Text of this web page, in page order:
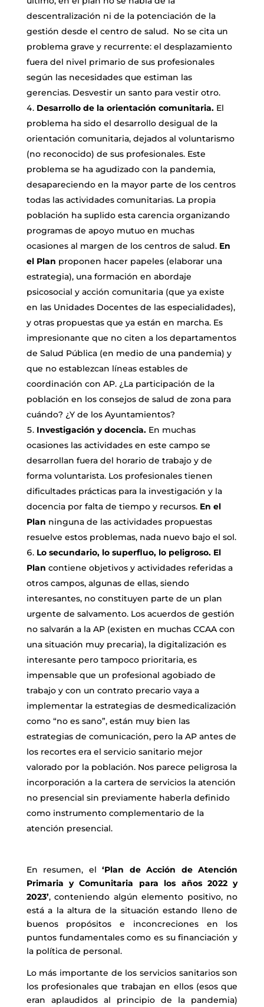
descentralización ni de la potenciación de la
gestión desde el centro de salud. No se cita un
problema grave y recurrente: el desplazamiento
fuera del nivel primario de sus profesionales
según las necesidades que estiman las
gerencias. Desvestir un santo para vestir otro.
Desarrollo de la orientación comunitaria. El
problema ha sido el desarrollo desigual de la
orientación comunitaria, dejados al voluntarismo
(no reconocido) de sus profesionales. Este
problema se ha agudizado con la pandemia,
desapareciendo en la mayor parte de los centros
todas las actividades comunitarias. La propia
población ha suplido esta carencia organizando
programas de apoyo mutuo en muchas
ocasiones al margen de los centros de salud. En
el Plan proponen hacer papeles (elaborar una
estrategia), una formación en abordaje
psicosocial y acción comunitaria (que ya existe
en las Unidades Docentes de las especialidades),
y otras propuestas que ya están en marcha. Es
impresionante que no citen a los departamentos
de Salud Pública (en medio de una pandemia) y
que no establezcan líneas estables de
coordinación con AP. ¿La participación de la
población en los consejos de salud de zona para
cuándo? ¿Y de los Ayuntamientos?
Investigación y docencia. En muchas
ocasiones las actividades en este campo se
desarrollan fuera del horario de trabajo y de
forma voluntarista. Los profesionales tienen
dificultades prácticas para la investigación y la
docencia por falta de tiempo y recursos. En el
Plan ninguna de las actividades propuestas
resuelve estos problemas, nada nuevo bajo el sol.
Lo secundario, lo superfluo, lo peligroso. El
Plan contiene objetivos y actividades referidas a
otros campos, algunas de ellas, siendo
interesantes, no constituyen parte de un plan
urgente de salvamento. Los acuerdos de gestión
no salvarán a la AP (existen en muchas CCAA con
una situación muy precaria), la digitalización es
interesante pero tampoco prioritaria, es
impensable que un profesional agobiado de
trabajo y con un contrato precario vaya a
implementar la estrategias de desmedicalización
como “no es sano”, están muy bien las
estrategias de comunicación, pero la AP antes de
los recortes era el servicio sanitario mejor
valorado por la población. Nos parece peligrosa la
incorporación a la cartera de servicios la atención
no presencial sin previamente haberla definido
como instrumento complementario de la
atención presencial.
En resumen, el‘Plan de Acción de Atención
Primaria y Comunitaria para los años 2022 y
2023’, conteniendo algún elemento positivo, no
está a la altura de la situación estando lleno de
buenos propósitos e inconcreciones en los
puntos fundamentales como es su financiación y
la política de personal.
Lo más importante de los servicios sanitarios son
los profesionales que trabajan en ellos (esos que
eran aplaudidos al principio de la pandemia)